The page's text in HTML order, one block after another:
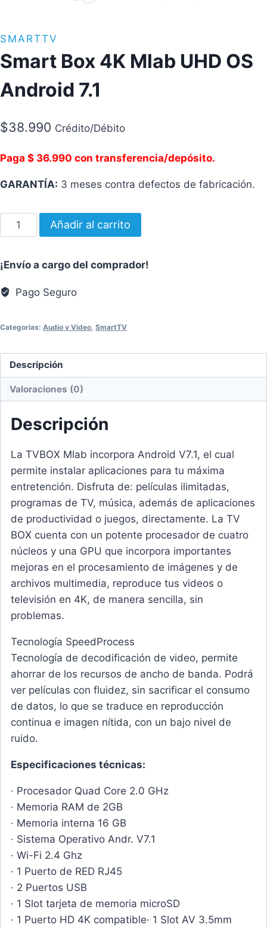
SMARTTV
Smart Box 4K Mlab UHD OS
Android 7.1
$38.990 Crédito/Débito
Paga $ 36.990 con transferencia/depósito.
GARANTÍA: 3 meses contra defectos de fabricación.
Smart
Box
Mlab
UHD
OS
7.1
Añadir al carrito
¡Envío a cargo del comprador!
Pago Seguro
Categorías: Audio y Video SmartTV
Descripción
Valoraciones (0)
Descripción
La TVBOX Mlab incorpora Android V7.1, el cual
permite instalar aplicaciones para tu máxima
entretención. Disfruta de: películas ilimitadas,
programas de TV, música, además de aplicaciones
de productividad o juegos, directamente. La TV
BOX cuenta con un potente procesador de cuatro
núcleos y una GPU que incorpora importantes
mejoras en el procesamiento de imágenes y de
archivos multimedia, reproduce tus videos o
televisión en 4K, de manera sencilla, sin
problemas.
Tecnología SpeedProcess
Tecnología de decodificación de video, permite
ahorrar de los recursos de ancho de banda. Podrá
ver películas con fluidez, sin sacrificar el consumo
de datos, lo que se traduce en reproducción
continua e imagen nítida, con un bajo nivel de
ruido.
Especificaciones técnicas:
· Procesador Quad Core 2.0 GHz
· Memoria RAM de 2GB
· Memoria interna 16 GB
· Sistema Operativo Andr. V7.1
· Wi-Fi 2.4 Ghz
· 1 Puerto de RED RJ45
· 2 Puertos USB
· 1 Slot tarjeta de memoria microSD
· 1 Puerto HD 4K compatible· 1 Slot AV 3.5mm